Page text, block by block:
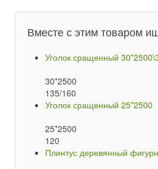
Вместе с этим товаром
Уголок сращенный
30*2500
135/160
Уголок сращенный 25*2500
25*2500
120
Плинтус деревянный